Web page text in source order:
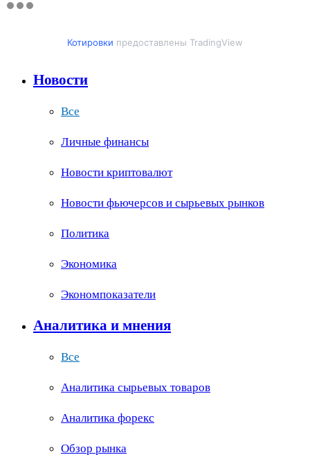
Котировки предоставлены TradingView
Новости
Все
Личные финансы
Новости криптовалют
Новости фьючерсов и сырьевых рынков
Политика
Экономика
Экономпоказатели
Аналитика и мнения
Все
Аналитика сырьевых товаров
Аналитика форекс
Обзор рынка